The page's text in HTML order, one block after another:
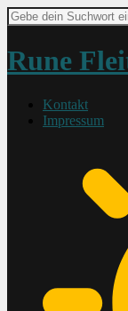
Suche
nach:
Rune
Kontakt
Impressum